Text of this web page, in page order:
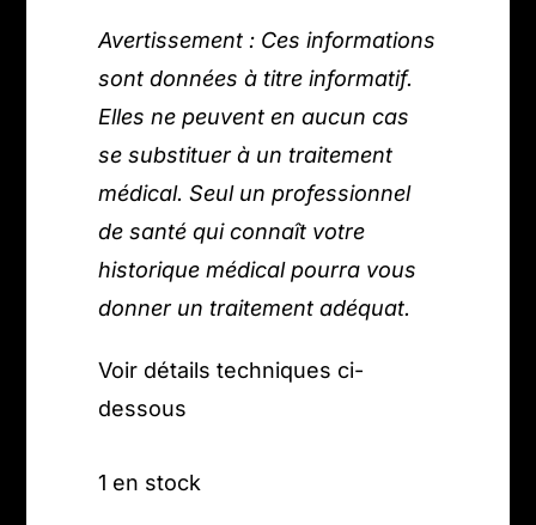
Avertissement : Ces informations
sont données à titre informatif.
Elles ne peuvent en aucun cas
se substituer à un traitement
médical. Seul un professionnel
de santé qui connaît votre
historique médical pourra vous
donner un traitement adéquat.
Voir détails techniques ci-
dessous
1 en stock